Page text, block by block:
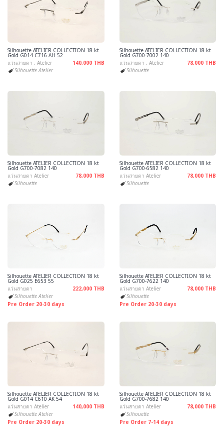
Silhouette ATELIER COLLECTION 18 kt
Gold G014 C716 AH 52
แว่นสายตา , Atelier
140,000 THB
Silhouette Atelier
Silhouette ATELIER COLLECTION 18 kt
Gold G700-7002 140
แว่นสายตา , Atelier
78,000 THB
Silhouette
Silhouette ATELIER COLLECTION 18 kt
Gold G700-7082 140
แว่นสายตา Atelier
78,000 THB
Silhouette
Silhouette ATELIER COLLECTION 18 kt
Gold G700-6582 140
แว่นสายตา Atelier
78,000 THB
Silhouette
Silhouette ATELIER COLLECTION 18 kt
Gold G025 E653 55
แว่นสายตา
222,000 THB
Silhouette Atelier
Pre Order 20-30 days
Silhouette ATELIER COLLECTION 18 kt
Gold G700-7622 140
แว่นสายตา Atelier
78,000 THB
Silhouette
Pre Order 20-30 days
Silhouette ATELIER COLLECTION 18 kt
Gold G014 C610 AK 54
แว่นสายตา Atelier
140,000 THB
Silhouette Atelier
Pre Order 20-30 days
Silhouette ATELIER COLLECTION 18 kt
Gold G700-7682 140
แว่นสายตา Atelier
78,000 THB
Silhouette
Pre Order 7-14 days